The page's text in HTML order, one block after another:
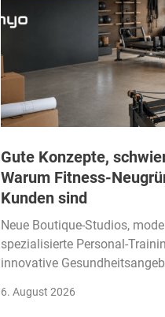
Gute Konzepte,
Warum Fitness-
Kunden sind
Neue Boutique-Studios,
spezialisierte Personal-
innovative
6. August 2026